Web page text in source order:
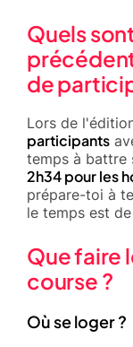
Quels
de
Lors de
participants
temps à battre
2h34 pour les
prépare-toi à
le temps est de
Que faire
course ?
Où se loger ?